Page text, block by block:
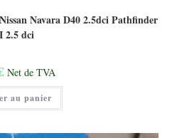
Navara D40 2.5dci Pathfinder
2.5 dci
Net de TVA
au panier